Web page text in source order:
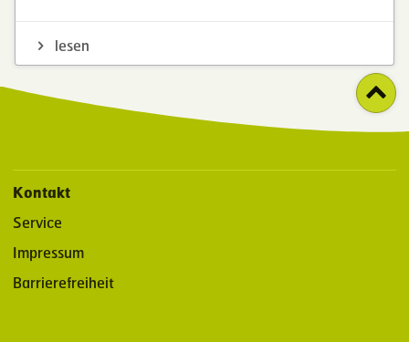
lesen
Kontakt
Service
Impressum
Barrierefreiheit